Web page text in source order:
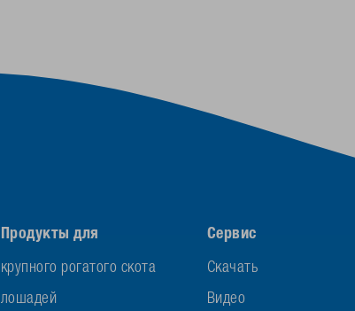
Продукты для
крупного рогатого скота
лошадей
Сервис
Скачать
Видео